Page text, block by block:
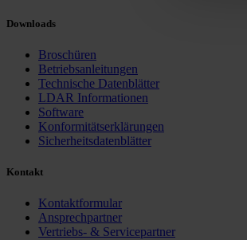
Downloads
Broschüren
Betriebsanleitungen
Technische Datenblätter
LDAR Informationen
Software
Konformitätserklärungen
Sicherheitsdatenblätter
Kontakt
Kontaktformular
Ansprechpartner
Vertriebs- & Servicepartner